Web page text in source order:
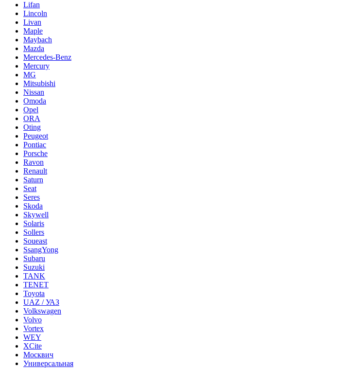
Lifan
Lincoln
Livan
Maple
Maybach
Mazda
Mercedes-Benz
Mercury
MG
Mitsubishi
Nissan
Omoda
Opel
ORA
Oting
Peugeot
Pontiac
Porsche
Ravon
Renault
Saturn
Seat
Seres
Skoda
Skywell
Solaris
Sollers
Soueast
SsangYong
Subaru
Suzuki
TANK
TENET
Toyota
UAZ / УАЗ
Volkswagen
Volvo
Vortex
WEY
XCite
Москвич
Универсальная